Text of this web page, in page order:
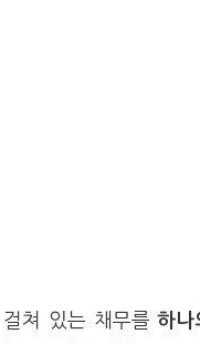
걸쳐 있는 채무를하나